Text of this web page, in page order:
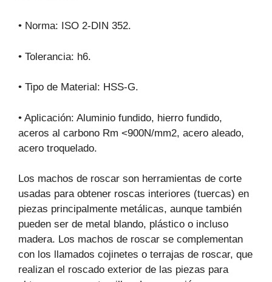
• Norma: ISO 2-DIN 352.
• Tolerancia: h6.
• Tipo de Material: HSS-G.
• Aplicación: Aluminio fundido, hierro fundido,
aceros al carbono Rm <900N/mm2, acero aleado,
acero troquelado.
Los machos de roscar son herramientas de corte
usadas para obtener roscas interiores (tuercas) en
piezas principalmente metálicas, aunque también
pueden ser de metal blando, plástico o incluso
madera. Los machos de roscar se complementan
con los llamados cojinetes o terrajas de roscar, que
realizan el roscado exterior de las piezas para